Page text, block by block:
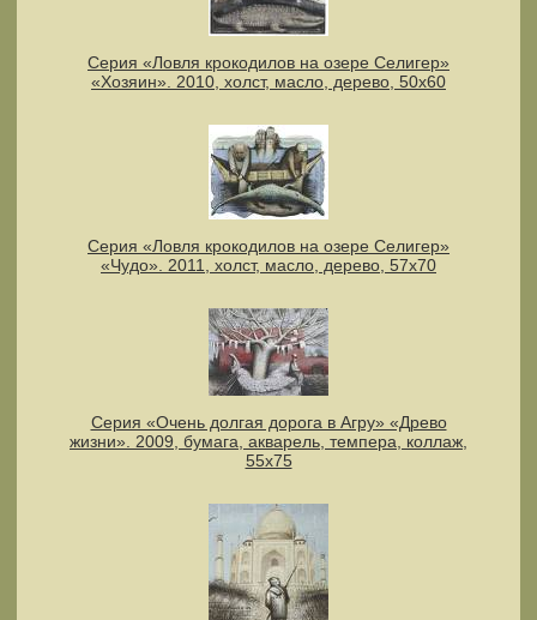
Серия «Ловля крокодилов на озере Селигер»
«Хозяин». 2010, холст, масло, дерево, 50х60
Серия «Ловля крокодилов на озере Селигер»
«Чудо». 2011, холст, масло, дерево, 57х70
Серия «Очень долгая дорога в Агру» «Древо
жизни». 2009, бумага, акварель, темпера, коллаж,
55х75